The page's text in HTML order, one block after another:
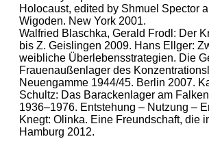
Holocaust, edited by Shmuel Spector
Wigoden. New York 2001.
Walfried Blaschka, Gerald Frodl: Der
bis Z. Geislingen 2009. Hans Ellger:
weibliche Überlebensstrategien. Die
Frauenaußenlager des
Neuengamme 1944/45. Berlin 2007.
Schultz: Das Barackenlager am
1936–1976. Entstehung – Nutzung –
Knegt: Olinka. Eine Freundschaft, die
Hamburg 2012.